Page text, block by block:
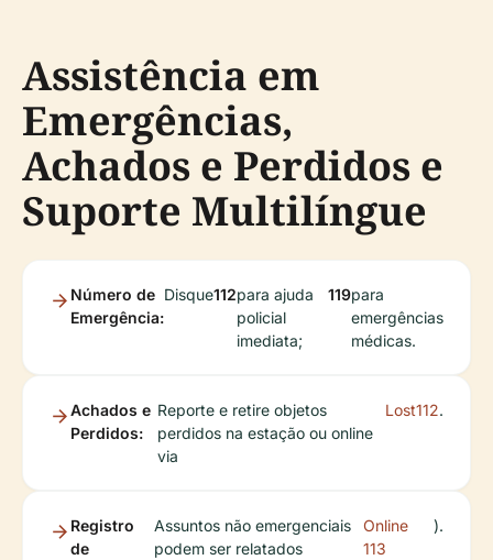
Assistência em
Emergências,
Achados e Perdidos e
Suporte Multilíngue
Número de
Emergência:
Disque112para ajuda
policial
imediata;
119para
emergências
médicas.
Achados e
Perdidos:
Reporte e retire objetos
perdidos na estação ou online
via
Lost112.
Registro
de
Assuntos não emergenciais
podem ser relatados
Online
113
).